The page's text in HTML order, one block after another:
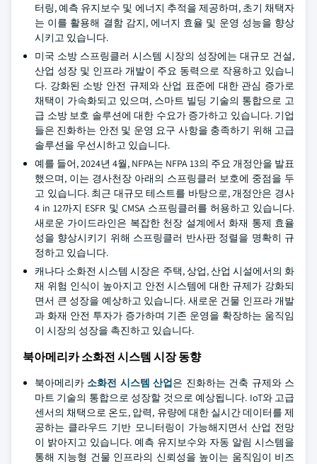
터링, 예측 유지보수 및 에너지 추적을 제공하며, 초기 채택자
는 이를 활용해 결함 감지, 에너지 효율 및 운영 성능을 향상
시키고 있습니다.
미국 소방 스프링클러 시스템 시장의 성장에는 대규모 건설,
산업 성장 및 인프라 개발이 주요 동력으로 작용하고 있습니
다. 강화된 소방 안전 규제와 산업 표준에 대한 관심 증가로
채택이 가속화되고 있으며, 스마트 빌딩 기술의 통합으로 고
급 소방 보호 솔루션에 대한 수요가 증가하고 있습니다. 기업
들은 진화하는 안전 및 운영 요구 사항을 충족하기 위해 고급
솔루션을 우선시하고 있습니다.
예를 들어, 2024년 4월, NFPA는 NFPA 13의 주요 개정안을 발표
했으며, 이는 경사천장 아래의 스프링클러 보호에 중점을 두
고 있습니다. 최근 대규모 테스트를 바탕으로, 개정안은 경사
4 in 12까지 ESFR 및 CMSA 스프링클러를 허용하고 있습니다.
새로운 가이드라인은 복잡한 천장 설계에서 화재 통제 효율
성을 향상시키기 위해 스프링클러 반사판 정렬을 명확히 규
정하고 있습니다.
캐나다 소화전 시스템 시장은 주택, 상업, 산업 시설에서의 화
재 위험 인식이 높아지고 안전 시스템에 대한 규제가 강화되
면서 큰 성장을 예상하고 있습니다. 새로운 건물 인프라 개발
과 화재 안전 투자가 증가하며 기존 운영을 확장하는 움직임
이 시장의 성장을 촉진하고 있습니다.
북아메리카 소화전 시스템 시장 동향
북아메리카 소화전 시스템 산업은 진화하는 건축 규제와 스
마트 기술의 통합으로 성장할 것으로 예상됩니다. IoT와 고급
센서의 채택으로 온도, 압력, 유량에 대한 실시간 데이터를 제
공하는 클라우드 기반 모니터링이 가능해지면서 산업 전망
이 밝아지고 있습니다. 예측 유지보수와 자동 알림 시스템을
통해 지능형 건물 인프라의 신뢰성을 높이는 움직임이 비즈